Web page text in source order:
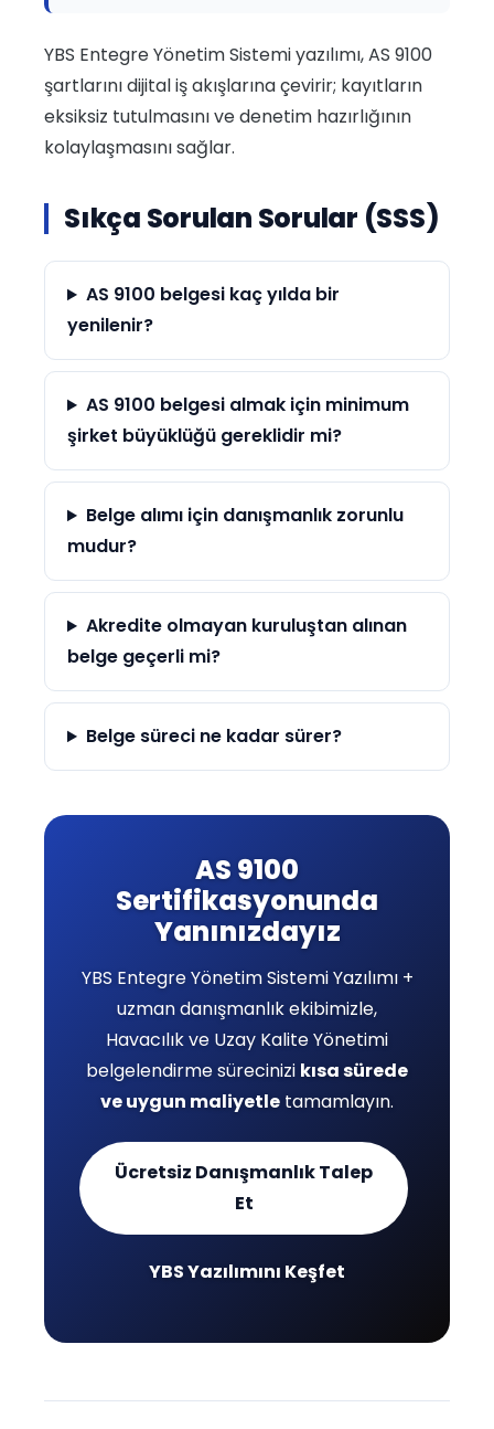
YBS Entegre Yönetim Sistemi yazılımı, AS 9100
şartlarını dijital iş akışlarına çevirir; kayıtların
eksiksiz tutulmasını ve denetim hazırlığının
kolaylaşmasını sağlar.
Sıkça Sorulan Sorular (SSS)
AS 9100 belgesi kaç yılda bir
yenilenir?
AS 9100 belgesi almak için minimum
şirket büyüklüğü gereklidir mi?
Belge alımı için danışmanlık zorunlu
mudur?
Akredite olmayan kuruluştan alınan
belge geçerli mi?
Belge süreci ne kadar sürer?
AS 9100
Sertifikasyonunda
Yanınızdayız
YBS Entegre Yönetim Sistemi Yazılımı +
uzman danışmanlık ekibimizle,
Havacılık ve Uzay Kalite Yönetimi
belgelendirme sürecinizi kısa sürede
ve uygun maliyetle tamamlayın.
Ücretsiz Danışmanlık Talep
Et
YBS Yazılımını Keşfet